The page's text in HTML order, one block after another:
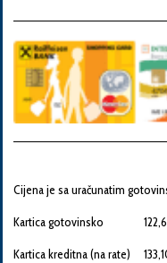
Godina
proizvodnje
Vaša
Cijena je sa uračunatim
Kartica gotovinsko
Kartica kreditna (na rate)